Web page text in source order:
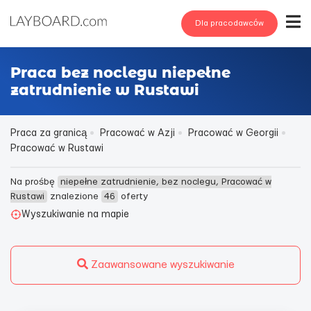
Dla pracodawców
Praca bez noclegu niepełne
zatrudnienie w Rustawi
Praca za granicą Pracować w Azji
Pracować w Georgii
Pracować w Rustawi
Na prośbę niepełne zatrudnienie, bez noclegu, Pracować w
Rustawi
znalezione 46
oferty
Wyszukiwanie na mapie
Zaawansowane wyszukiwanie